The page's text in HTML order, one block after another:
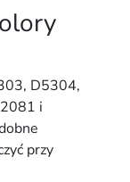
D5304,
i
przy